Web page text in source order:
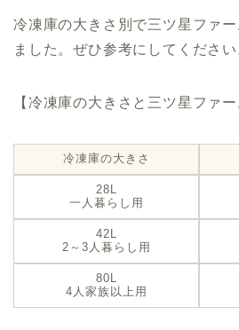
冷凍庫の大きさ別で三ツ星ファ
ました。ぜひ参考にしてください
【冷凍庫の大きさと三ツ星ファ
冷凍庫の大きさ
28L
一人暮らし用
42L
2～3人暮らし用
80L
4人家族以上用